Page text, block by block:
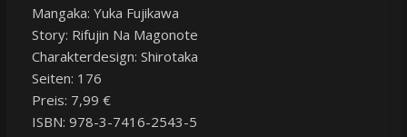
Mangaka: Yuka Fujikawa
Story: Rifujin Na Magonote
Charakterdesign: Shirotaka
Seiten: 176
Preis: 7,99 €
ISBN: 978-3-7416-2543-5